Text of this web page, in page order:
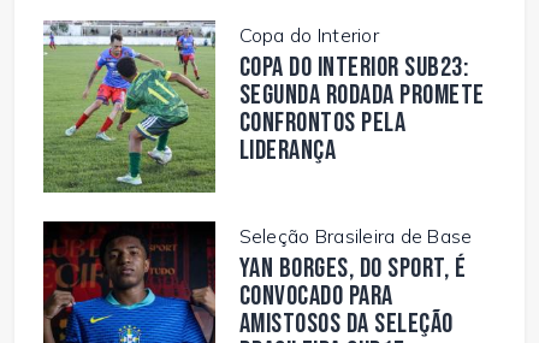
Copa do Interior
Copa do Interior Sub23:
segunda rodada promete
confrontos pela
liderança
Seleção Brasileira de Base
Yan Borges, do Sport, é
convocado para
amistosos da Seleção